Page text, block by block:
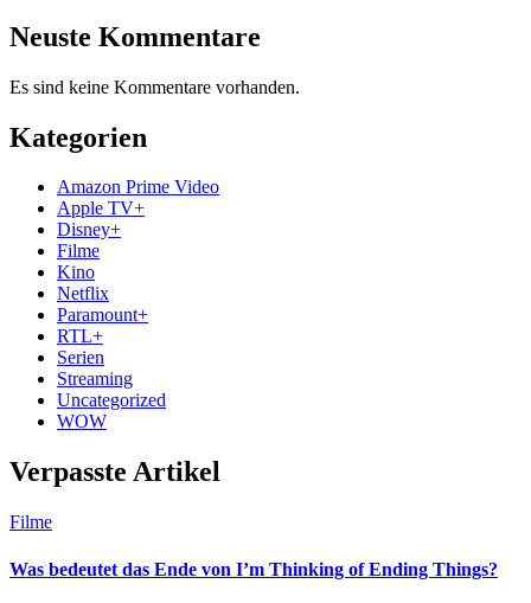
Neuste Kommentare
Es sind keine Kommentare vorhanden.
Kategorien
Amazon Prime Video
Apple TV+
Disney+
Filme
Kino
Netflix
Paramount+
RTL+
Serien
Streaming
Uncategorized
WOW
Verpasste Artikel
Filme
Was bedeutet das Ende von I’m Thinking of Ending Things?